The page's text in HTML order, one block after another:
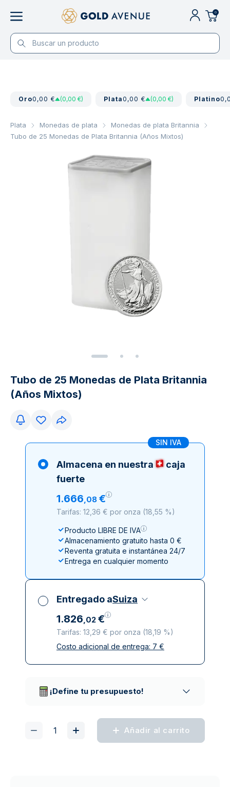
0
Oro0,00 € (0,00 €) Plata0,00 € (0,00 €) Platino
Plata Monedas de plata
Monedas de plata Britannia
Tubo de 25 Monedas de Plata Britannia (Años Mixtos)
Tubo de 25 Monedas de Plata Britannia
(Años Mixtos)
SIN IVA
Almacena en nuestra
caja
fuerte
1.666,08 €
Tarifas: 12,36 € por onza (18,55 %)
Producto LIBRE DE IVA
Almacenamiento gratuito hasta 0 €
Reventa gratuita e instantánea 24/7
Entrega en cualquier momento
Entregado aSuiza
1.826,02 €
Tarifas: 13,29 € por onza (18,19 %)
Impuestos incluidos
Costo adicional de entrega: 7 €
¡Define tu presupuesto!
Añadir al carrito